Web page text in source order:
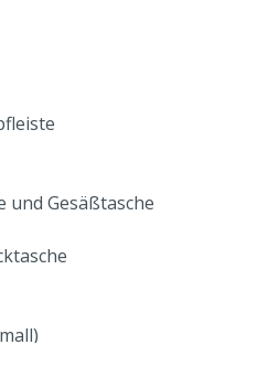
und Gesäßtasche